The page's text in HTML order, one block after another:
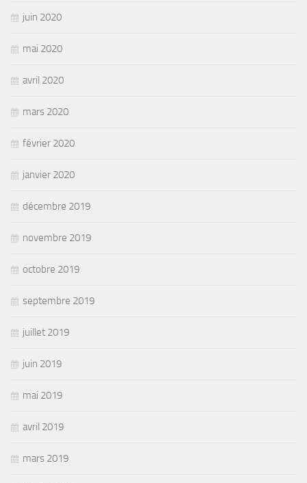
juin 2020
mai 2020
avril 2020
mars 2020
février 2020
janvier 2020
décembre 2019
novembre 2019
octobre 2019
septembre 2019
juillet 2019
juin 2019
mai 2019
avril 2019
mars 2019